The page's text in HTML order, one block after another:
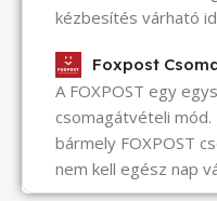
kézbesítés várható
Foxpost
A FOXPOST egy
csomagátvételi
bármely FOXPOST
nem kell egész nap